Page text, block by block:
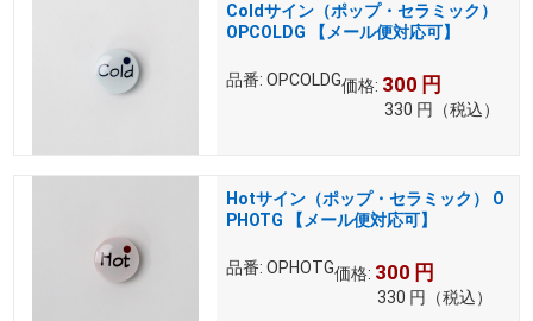
Coldサイン（ポップ・セラミック）
OPCOLDG 【メール便対応可】
品番: OPCOLDG価格: 300 円
330 円 （税込）
Hotサイン（ポップ・セラミック） O
PHOTG 【メール便対応可】
品番: OPHOTG価格: 300 円
330 円 （税込）